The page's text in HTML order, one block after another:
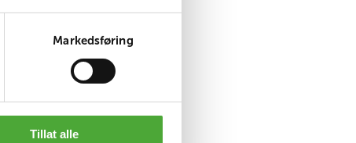
Markedsføring
Tillat alle
flere som er
bli til noe